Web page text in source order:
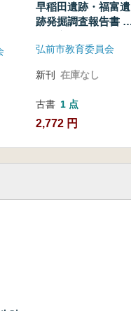
早稲田遺跡・福富遺
跡発掘調査報告書 :
区画整理事業に伴う
弘前市教育委員会
新刊 在庫なし
古書 1 点
2,772 円